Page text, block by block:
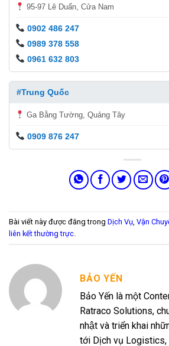
95-97 Lê Duẩn, Cửa Nam
0902 486 247
0989 378 558
0961 632 803
#Trung Quốc
Ga Bằng Tường, Quảng Tây
0909 876 247
Bài viết này được đăng trong Dịch Vụ Vận
liên kết thường trực
BẢO YẾN
Bảo Yến là một
Ratraco Solutions,
nhật và triển khai
tới Dịch vụ Logistics,